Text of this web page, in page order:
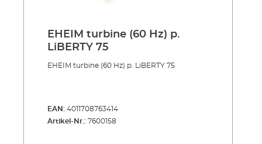
EHEIM turbine (60 Hz) p.
LiBERTY 75
EHEIM turbine (60 Hz) p. LiBERTY 75
EAN: 4011708763414
Artikel-Nr.: 7600158